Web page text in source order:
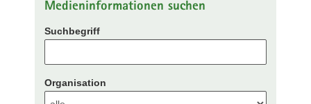
Medieninformationen suchen
Suchbegriff
Organisation